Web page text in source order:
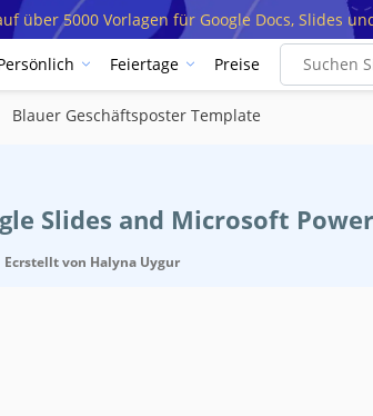
über 5000 Vorlagen für Google Docs, Slides
Feiertage Preise
Blauer Geschäftsposter Template
Slides and Microsoft
Ecrstellt von Halyna Uygur